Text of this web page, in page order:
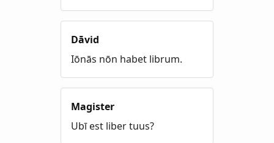
Dāvid
Iōnās nōn habet librum.
Magister
Ubī est liber tuus?